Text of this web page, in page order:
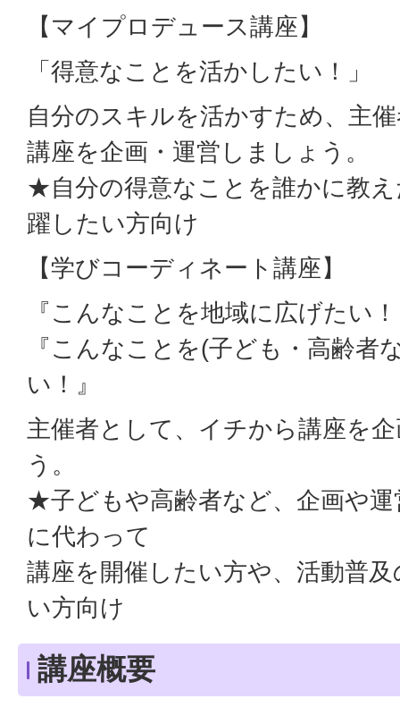
【マイプロデュース講座】
「得意なことを活かしたい！」
自分のスキルを活かすため、主
講座を企画・運営しましょう。
★自分の得意なことを誰かに教
躍したい方向け
【学びコーディネート講座】
『こんなことを地域に広げたい
『こんなことを(子ども・高齢者
い！』
主催者として、イチから講座を
う。
★子どもや高齢者など、企画や
に代わって
講座を開催したい方や、活動普
い方向け
講座概要